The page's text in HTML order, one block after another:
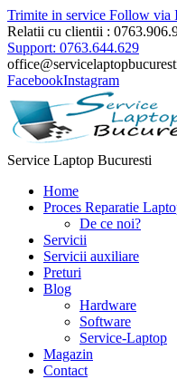
Trimite in service Follow via
Relatii cu clientii :
Support: 0763.644.629
FacebookInstagram
Service Laptop Bucuresti
Home
Proces Reparatie
De ce noi?
Servicii
Servicii auxiliare
Preturi
Blog
Hardware
Software
Service-Laptop
Magazin
Contact